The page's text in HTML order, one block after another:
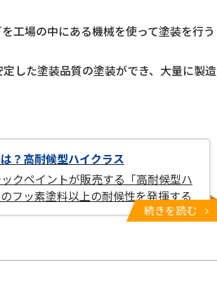
工場の中にある機械を使って塗装を行う
した塗装品質の塗装ができ、大量に製造
？高耐候型ハイクラス
クペイントが販売する「高耐候型ハ
フッ素塗料以上の耐候性を発揮する
続きを読む